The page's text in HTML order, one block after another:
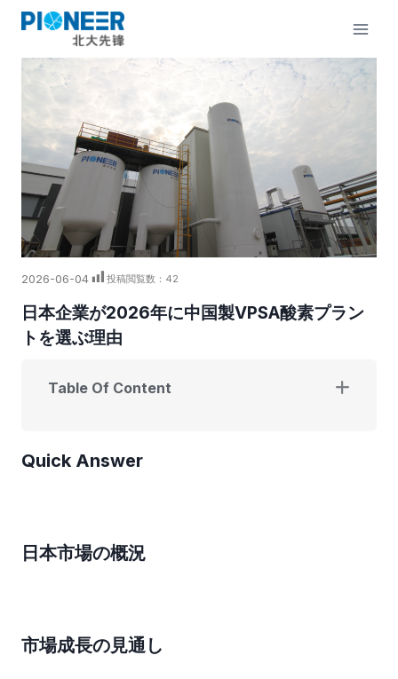
2026-06-04 投稿閲覧数： 42
日本企業が2026年に中国製VPSA酸素プラン
トを選ぶ理由
Table Of Content
Quick Answer
日本市場の概況
市場成長の見通し